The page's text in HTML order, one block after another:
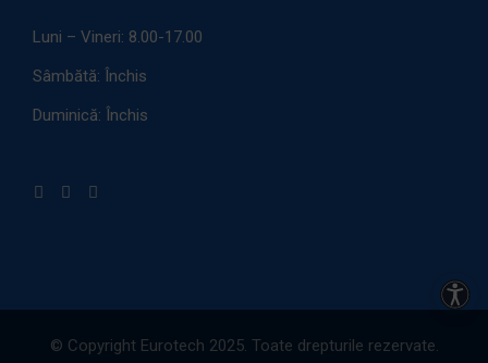
Luni – Vineri: 8.00-17.00
Sâmbătă: Închis
Duminică: Închis
© Copyright Eurotech 2025. Toate drepturile rezervate.